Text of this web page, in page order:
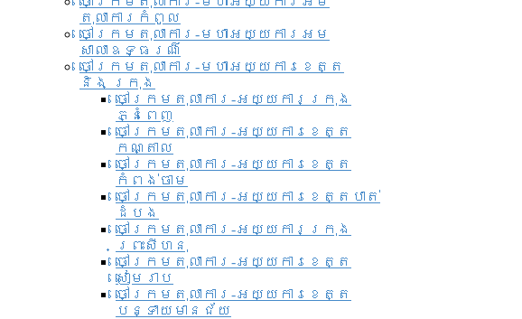
តុលាការកំពូល
ចៅក្រមតុលាការ-មហាអយ្យការអម
សាលាឧទ្ធរណ៏
ចៅក្រមតុលាការ-មហាអយ្យការខេត្ត
និង ក្រុង
ចៅក្រមតុលាការ-អយ្យការក្រុង
ភ្នំពេញ
ចៅក្រមតុលាការ-អយ្យការខេត្ត
កណ្តាល
ចៅក្រមតុលាការ-អយ្យការខេត្ត
កំពង់ចាម
ចៅក្រមតុលាការ-អយ្យការខេត្តបាត់
ដំបង
ចៅក្រមតុលាការ-អយ្យការ​ក្រុង
ព្រះសីហនុ
ចៅក្រមតុលាការ-អយ្យការខេត្ត
សៀមរាប
ចៅក្រមតុលាការ-អយ្យការខេត្ត
បន្ទាយមានជ័យ